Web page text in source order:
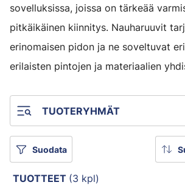
sovelluksissa, joissa on tärkeää
pitkäikäinen kiinnitys. Nauharuuvit
erinomaisen pidon ja ne soveltuvat
erilaisten pintojen ja materiaalien
TUOTERYHMÄT
Suodata
TUOTTEET (3 kpl)